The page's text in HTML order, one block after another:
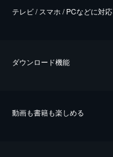
テレビ / スマホ / PCなどに対応
ダウンロード機能
動画も書籍も楽しめる